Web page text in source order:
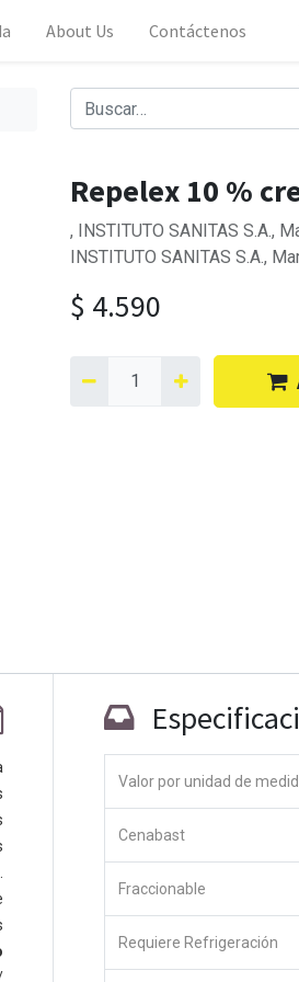
About Us Contáctenos
Repelex 10 %
, INSTITUTO SANITAS S.A.,
INSTITUTO SANITAS S.A.,
$ 4.590
Valor por unidad de
Cenabast
Fraccionable
Requiere Refrigeración
objetivo es
disruptivos.
sus problemas
para
su